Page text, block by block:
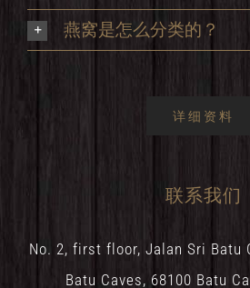
燕窝是怎么分类的？
详细资料
联系我们
No. 2, first floor, Jalan Sri Batu
Batu Caves, 68100 Batu